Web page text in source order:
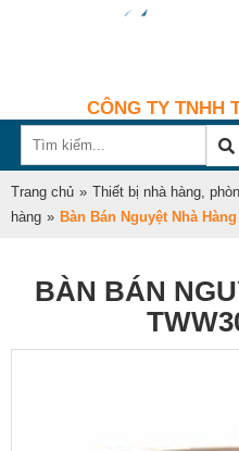
CÔNG TY TNHH
Trang chủ » Thiết bị nhà hàng,
hàng » Bàn Bán Nguyệt Nhà Hàng
BÀN BÁN